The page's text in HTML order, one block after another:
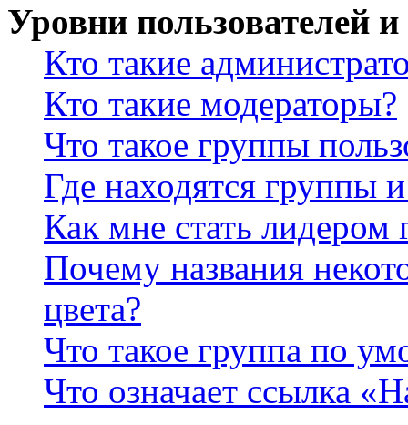
Уровни пользователей
Кто такие
Кто такие модераторы?
Что такое группы
Где находятся группы
Как мне стать лидером
Почему названия
цвета?
Что такое группа по
Что означает ссылка